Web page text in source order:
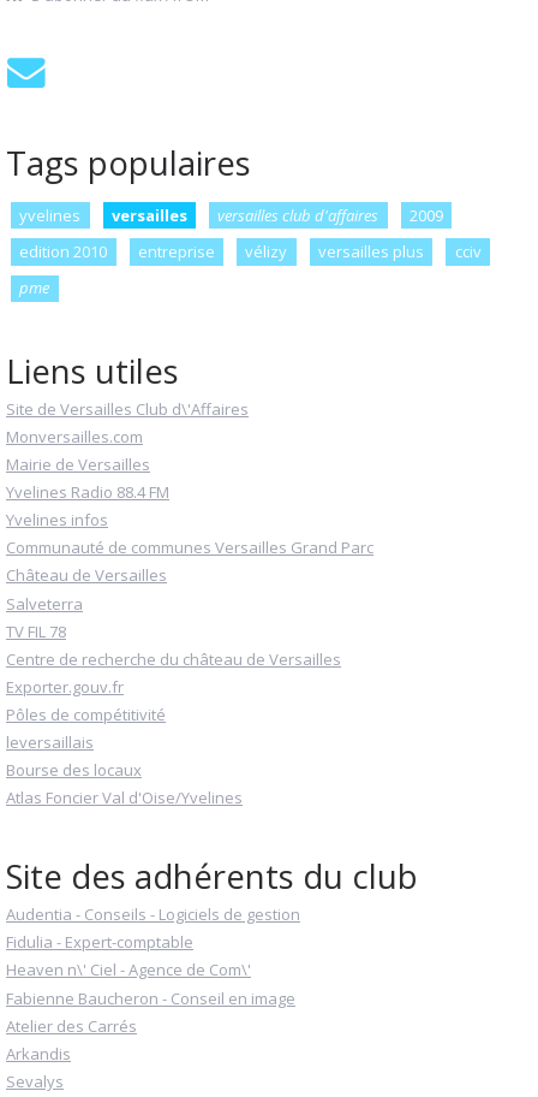
Tags populaires
yvelines versailles versailles club d'affaires
2009
edition 2010
entreprise vélizy versailles plus
cciv
pme
Liens utiles
Site de Versailles Club d\'Affaires
Monversailles.com
Mairie de Versailles
Yvelines Radio 88.4 FM
Yvelines infos
Communauté de communes Versailles Grand Parc
Château de Versailles
Salveterra
TV FIL 78
Centre de recherche du château de Versailles
Exporter.gouv.fr
Pôles de compétitivité
leversaillais
Bourse des locaux
Atlas Foncier Val d'Oise/Yvelines
Site des adhérents du club
Audentia - Conseils - Logiciels de gestion
Fidulia - Expert-comptable
Heaven n\' Ciel - Agence de Com\'
Fabienne Baucheron - Conseil en image
Atelier des Carrés
Arkandis
Sevalys